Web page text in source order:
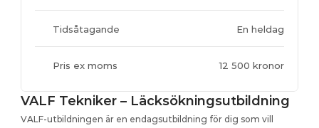
att riva konstruktionen
Dolt läckage i golv
Vi hittar dolda skador i golvet och reparerar utan att riva
upp hela ytan
Sluta Riv - Koncept
Kika på denna korta video där vi utbildar inom VALF &
VALF Tekniker – Läcksökningsutbildning
VALF-utbildningen är en endagsutbildning för dig som vill
Tidsåtagande En heldag
Pris ex moms 12 500 kronor